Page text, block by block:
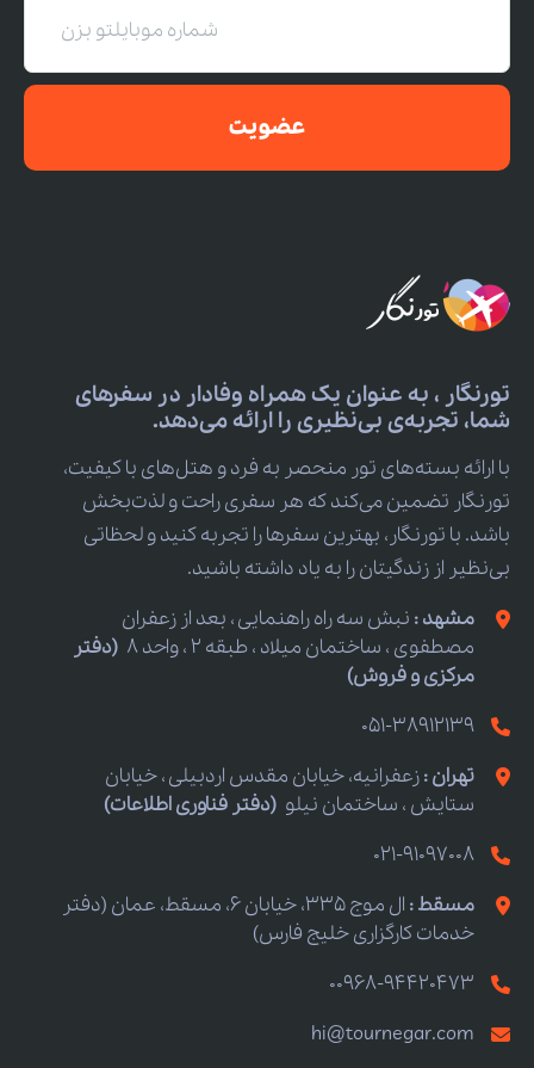
عضویت
تورنگار ، به عنوان یک همراه وفادار در سفرهای
شما، تجربه‌ی بی‌نظیری را ارائه می‌دهد.
با ارائه بسته‌های تور منحصر به فرد و هتل‌های با کیفیت،
تورنگار تضمین می‌کند که هر سفری راحت و لذت‌بخش
باشد. با تورنگار، بهترین سفرها را تجربه کنید و لحظاتی
بی‌نظیر از زندگیتان را به یاد داشته باشید.
مشهد : نبش سه راه راهنمایی ، بعد از زعفران
مصطفوی ، ساختمان میلاد ، طبقه 2 ، واحد 8
(دفتر
مرکزی و فروش)
051-38912139
تهران :زعفرانیه، خیابان مقدس اردبیلی ، خیابان
ستایش ، ساختمان نیلو (دفتر فناوری اطلاعات)
021-91097008
مسقط :
ال موج 335، خیابان 6، مسقط، عمان (دفتر
خدمات کارگزاری خلیج فارس)
00968-94420473
hi@tournegar.com